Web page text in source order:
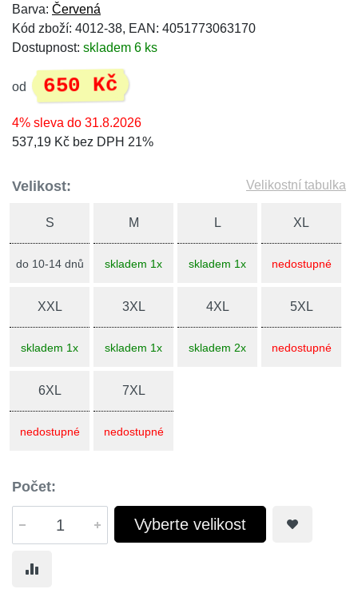
Barva: Červená
Kód zboží: 4012-38, EAN: 4051773063170
Dostupnost: skladem 6 ks
od 650 Kč
4% sleva do 31.8.2026
537,19 Kč bez DPH 21%
Velikost: Velikostní tabulka
S
do 10-14 dnů
M
skladem 1x
L
skladem 1x
XL
nedostupné
XXL
skladem 1x
3XL
skladem 1x
4XL
skladem 2x
5XL
nedostupné
6XL
nedostupné
7XL
nedostupné
Počet:
Vyberte velikost